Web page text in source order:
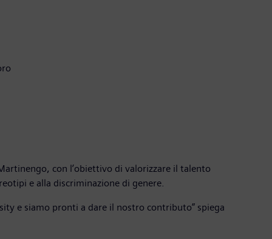
con l’obiettivo di valorizzare il talento
e alla discriminazione di genere.
e siamo pronti a dare il nostro contributo” spiega